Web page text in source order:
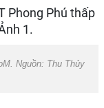
Nguồn: Thu Thủy